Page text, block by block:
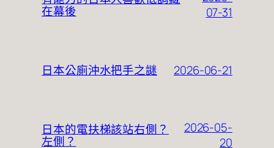
在幕後
07-31
日本公廁沖水把手之謎 2026-06-21
日本的電扶梯該站右側？
左側？
2026-05-
20